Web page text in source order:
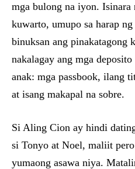
mga bulong na iyon.
kuwarto, umupo sa harap
binuksan ang pinakatagong
nakalagay ang mga
anak: mga passbook, ilang
at isang makapal na sobre.
Si Aling Cion ay hindi
si Tonyo at Noel, maliit
yumaong asawa niya.